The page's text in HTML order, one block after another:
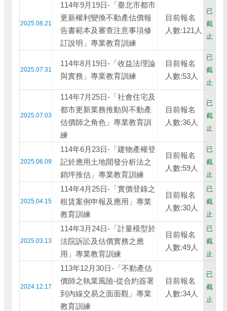
2025.08.21
114年9月19日-「臺北市都市
更新權利變換不動產估價報
告書範本及審查注意事項修
訂說明」專業教育訓練
目前報名
人數:121人
已
截
止
2025.07.31
114年8月19日-「收益法理論
與實務」專業教育訓練
目前報名
人數:53人
已
截
止
2025.07.03
114年7月25日-「社會住宅及
都市更新業務推動與不動產
估價師之角色」專業教育訓
練
目前報名
人數:36人
已
截
止
2025.06.09
114年6月23日-「建物產權登
記於應用土地開發分析法之
銷坪推估」專業教育訓練
目前報名
人數:59人
已
截
止
2025.04.15
114年4月25日-「實價登錄之
租賃案例申報及應用」專業
教育訓練
目前報名
人數:30人
已
截
止
2025.03.13
114年3月24日-「計量模型於
法院訴訟及估價實務之應
用」專業教育訓練
目前報名
人數:49人
已
截
止
2024.12.17
113年12月30日-「不動產估
價師之執業風險-從合約簽署
到內線交易之面面觀」專業
教育訓練
目前報名
人數:34人
已
截
止